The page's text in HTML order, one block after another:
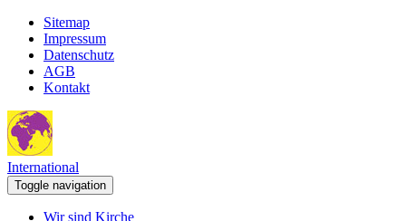
Sitemap
Impressum
Datenschutz
AGB
Kontakt
International
Toggle navigation
Wir sind Kirche